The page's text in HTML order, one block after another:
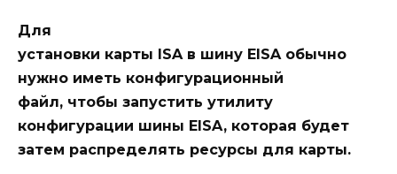
Для
установки карты ISA в шину EISA обычно
нужно иметь конфигурационный
файл, чтобы запустить утилиту
конфигурации шины EISA, которая будет
затем распределять ресурсы для карты.